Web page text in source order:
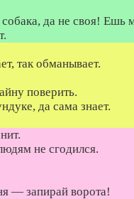
да не своя! Ешь
так обманывает.
поверить.
да сама знает.
не сгодился.
— запирай ворота!